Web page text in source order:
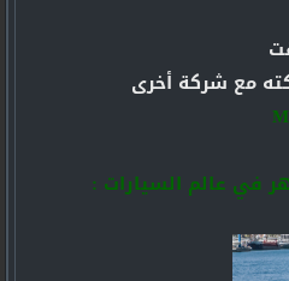
مع شركة أخرى
في عالم السيارات :